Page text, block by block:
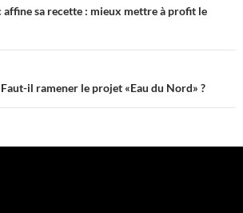
affine sa recette : mieux mettre à profit le
Faut-il ramener le projet «Eau du Nord» ?